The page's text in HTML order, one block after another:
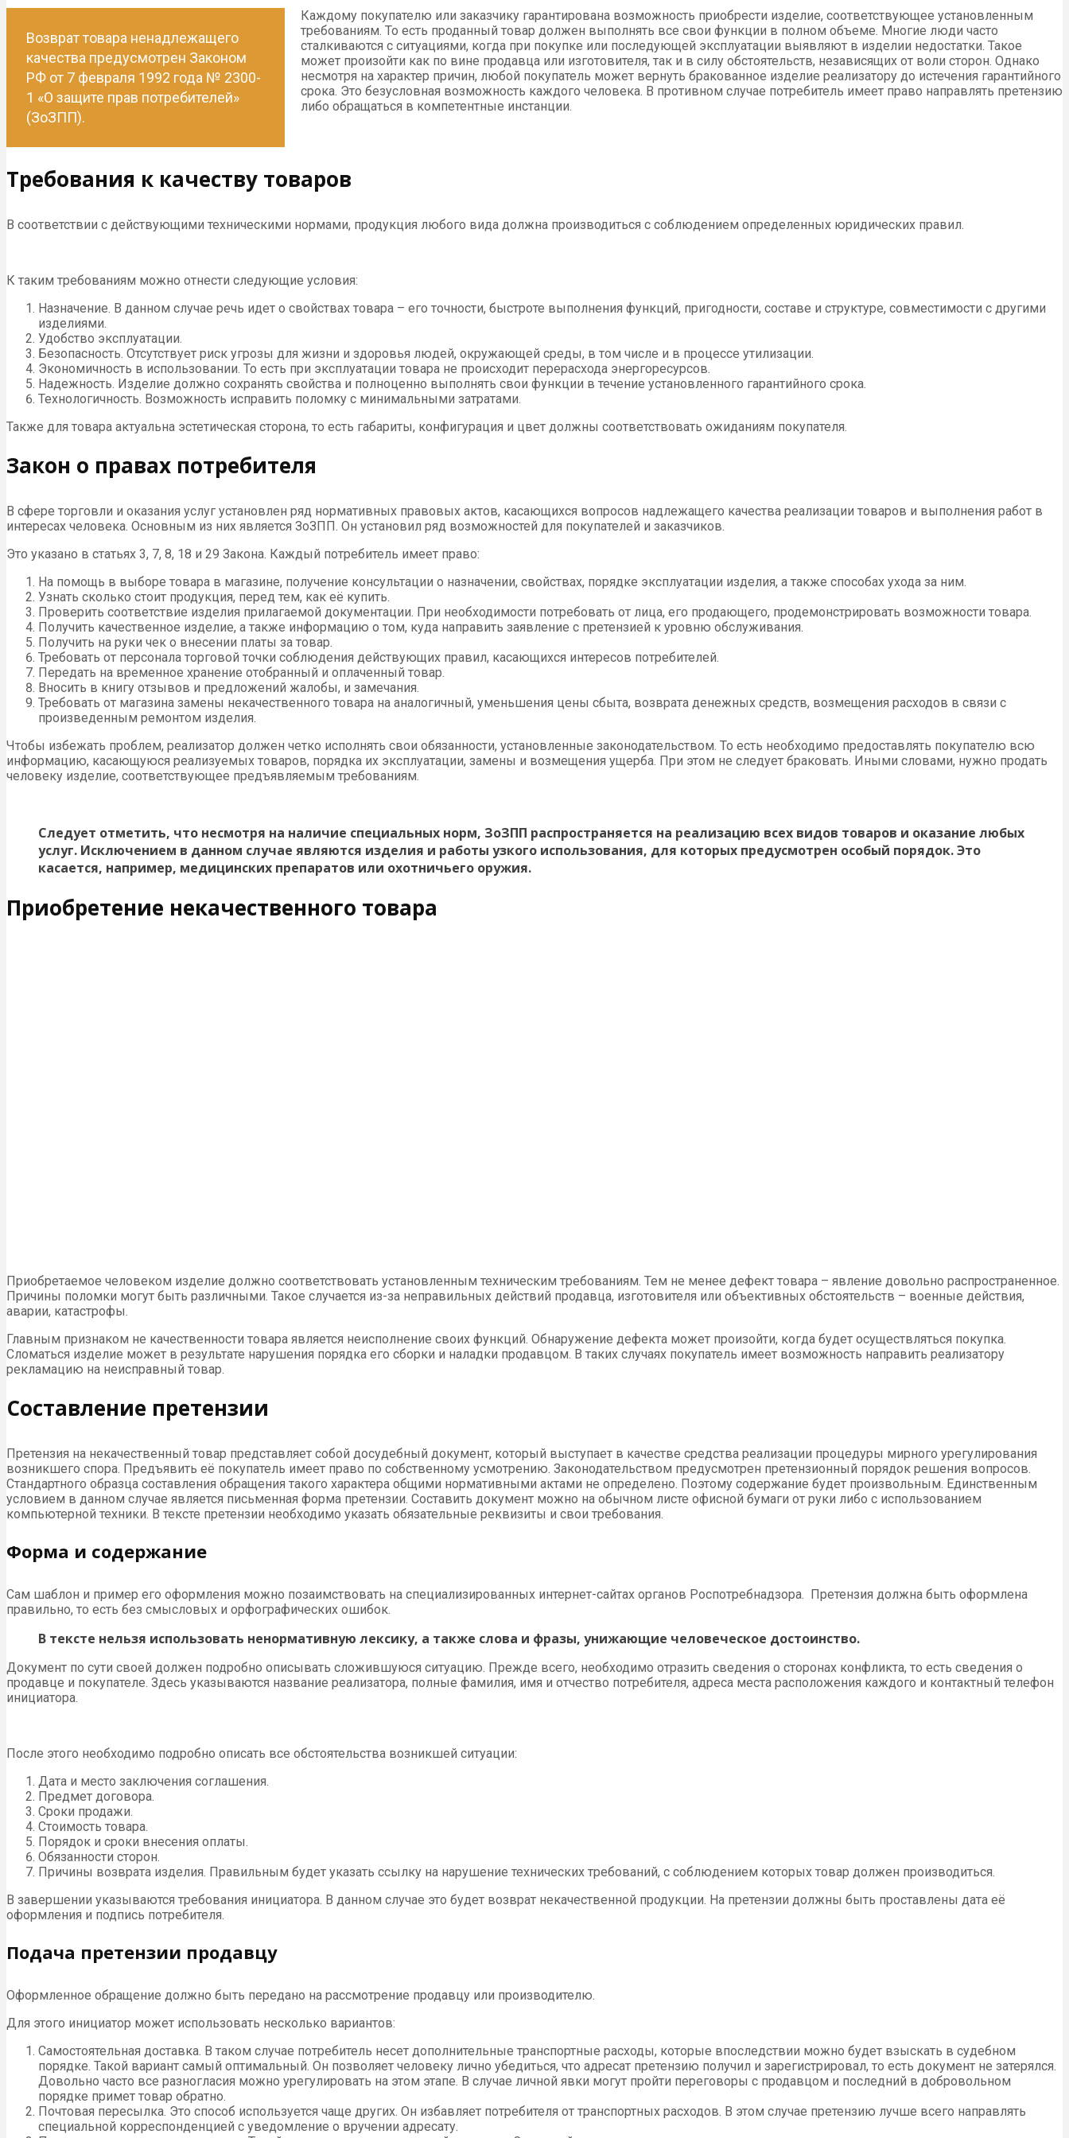
Возврат товара ненадлежащего
качества предусмотрен Законом
РФ от 7 февраля 1992 года № 2300-
1 «О защите прав потребителей»
(ЗоЗПП).
Каждому покупателю или заказчику гарантирована возможность приобрести изделие, соответствующее установленным
требованиям. То есть проданный товар должен выполнять все свои функции в полном объеме. Многие люди часто
сталкиваются с ситуациями, когда при покупке или последующей эксплуатации выявляют в изделии недостатки. Такое
может произойти как по вине продавца или изготовителя, так и в силу обстоятельств, независящих от воли сторон. Однако
несмотря на характер причин, любой покупатель может вернуть бракованное изделие реализатору до истечения гарантийного
срока. Это безусловная возможность каждого человека. В противном случае потребитель имеет право направлять претензию
либо обращаться в компетентные инстанции.
Требования к качеству товаров
В соответствии с действующими техническими нормами, продукция любого вида должна производиться с соблюдением определенных юридических правил.
К таким требованиям можно отнести следующие условия:
Назначение. В данном случае речь идет о свойствах товара – его точности, быстроте выполнения функций, пригодности, составе и структуре, совместимости с другими
изделиями.
Удобство эксплуатации.
Безопасность. Отсутствует риск угрозы для жизни и здоровья людей, окружающей среды, в том числе и в процессе утилизации.
Экономичность в использовании. То есть при эксплуатации товара не происходит перерасхода энергоресурсов.
Надежность. Изделие должно сохранять свойства и полноценно выполнять свои функции в течение установленного гарантийного срока.
Технологичность. Возможность исправить поломку с минимальными затратами.
Также для товара актуальна эстетическая сторона, то есть габариты, конфигурация и цвет должны соответствовать ожиданиям покупателя.
Закон о правах потребителя
В сфере торговли и оказания услуг установлен ряд нормативных правовых актов, касающихся вопросов надлежащего качества реализации товаров и выполнения работ в
интересах человека. Основным из них является ЗоЗПП. Он установил ряд возможностей для покупателей и заказчиков.
Это указано в статьях 3, 7, 8, 18 и 29 Закона. Каждый потребитель имеет право:
На помощь в выборе товара в магазине, получение консультации о назначении, свойствах, порядке эксплуатации изделия, а также способах ухода за ним.
Узнать сколько стоит продукция, перед тем, как её купить.
Проверить соответствие изделия прилагаемой документации. При необходимости потребовать от лица, его продающего, продемонстрировать возможности товара.
Получить качественное изделие, а также информацию о том, куда направить заявление с претензией к уровню обслуживания.
Получить на руки чек о внесении платы за товар.
Требовать от персонала торговой точки соблюдения действующих правил, касающихся интересов потребителей.
Передать на временное хранение отобранный и оплаченный товар.
Вносить в книгу отзывов и предложений жалобы, и замечания.
Требовать от магазина замены некачественного товара на аналогичный, уменьшения цены сбыта, возврата денежных средств, возмещения расходов в связи с
произведенным ремонтом изделия.
Чтобы избежать проблем, реализатор должен четко исполнять свои обязанности, установленные законодательством. То есть необходимо предоставлять покупателю всю
информацию, касающуюся реализуемых товаров, порядка их эксплуатации, замены и возмещения ущерба. При этом не следует браковать. Иными словами, нужно продать
человеку изделие, соответствующее предъявляемым требованиям.
Следует отметить, что несмотря на наличие специальных норм, ЗоЗПП распространяется на реализацию всех видов товаров и оказание любых
услуг. Исключением в данном случае являются изделия и работы узкого использования, для которых предусмотрен особый порядок. Это
касается, например, медицинских препаратов или охотничьего оружия.
Приобретение некачественного товара
Приобретаемое человеком изделие должно соответствовать установленным техническим требованиям. Тем не менее дефект товара – явление довольно распространенное.
Причины поломки могут быть различными. Такое случается из-за неправильных действий продавца, изготовителя или объективных обстоятельств – военные действия,
аварии, катастрофы.
Главным признаком не качественности товара является неисполнение своих функций. Обнаружение дефекта может произойти, когда будет осуществляться покупка.
Сломаться изделие может в результате нарушения порядка его сборки и наладки продавцом. В таких случаях покупатель имеет возможность направить реализатору
рекламацию на неисправный товар.
Составление претензии
Претензия на некачественный товар представляет собой досудебный документ, который выступает в качестве средства реализации процедуры мирного урегулирования
возникшего спора. Предъявить её покупатель имеет право по собственному усмотрению. Законодательством предусмотрен претензионный порядок решения вопросов.
Стандартного образца составления обращения такого характера общими нормативными актами не определено. Поэтому содержание будет произвольным. Единственным
условием в данном случае является письменная форма претензии. Составить документ можно на обычном листе офисной бумаги от руки либо с использованием
компьютерной техники. В тексте претензии необходимо указать обязательные реквизиты и свои требования.
Форма и содержание
Сам шаблон и пример его оформления можно позаимствовать на специализированных интернет-сайтах органов Роспотребнадзора. Претензия должна быть оформлена
правильно, то есть без смысловых и орфографических ошибок.
В тексте нельзя использовать ненормативную лексику, а также слова и фразы, унижающие человеческое достоинство.
Документ по сути своей должен подробно описывать сложившуюся ситуацию. Прежде всего, необходимо отразить сведения о сторонах конфликта, то есть сведения о
продавце и покупателе. Здесь указываются название реализатора, полные фамилия, имя и отчество потребителя, адреса места расположения каждого и контактный телефон
инициатора.
После этого необходимо подробно описать все обстоятельства возникшей ситуации:
Дата и место заключения соглашения.
Предмет договора.
Сроки продажи.
Стоимость товара.
Порядок и сроки внесения оплаты.
Обязанности сторон.
Причины возврата изделия. Правильным будет указать ссылку на нарушение технических требований, с соблюдением которых товар должен производиться.
В завершении указываются требования инициатора. В данном случае это будет возврат некачественной продукции. На претензии должны быть проставлены дата её
оформления и подпись потребителя.
Подача претензии продавцу
Оформленное обращение должно быть передано на рассмотрение продавцу или производителю.
Для этого инициатор может использовать несколько вариантов:
Самостоятельная доставка. В таком случае потребитель несет дополнительные транспортные расходы, которые впоследствии можно будет взыскать в судебном
порядке. Такой вариант самый оптимальный. Он позволяет человеку лично убедиться, что адресат претензию получил и зарегистрировал, то есть документ не затерялся.
Довольно часто все разногласия можно урегулировать на этом этапе. В случае личной явки могут пройти переговоры с продавцом и последний в добровольном
порядке примет товар обратно.
Почтовая пересылка. Это способ используется чаще других. Он избавляет потребителя от транспортных расходов. В этом случае претензию лучше всего направлять
специальной корреспонденцией с уведомление о вручении адресату.